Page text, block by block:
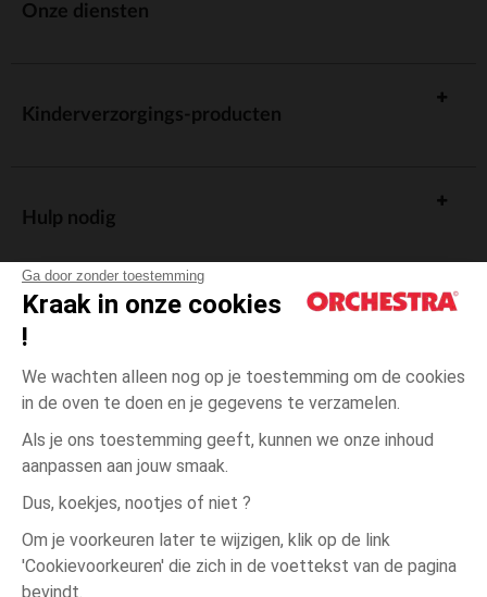
Ga door zonder toestemming
Kraak in onze cookies
!
We wachten alleen nog op je toestemming om de cookies
in de oven te doen en je gegevens te verzamelen.
Als je ons toestemming geeft, kunnen we onze inhoud
aanpassen aan jouw smaak.
Dus, koekjes, nootjes of niet ?
Om je voorkeuren later te wijzigen, klik op de link
'Cookievoorkeuren' die zich in de voettekst van de pagina
bevindt.
DoorschijnendDoorschijnend
één
Onze diensten
Kinderverzorgings-producten
Hulp nodig
Algemene verkoopsvoorwaarden
Wettelijke bepalingen
Persoonsgegevens